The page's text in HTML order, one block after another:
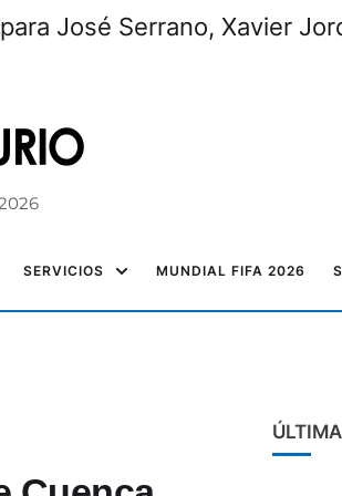
José Serrano, Xavier
SERVICIOS MUNDIAL FIFA 2026